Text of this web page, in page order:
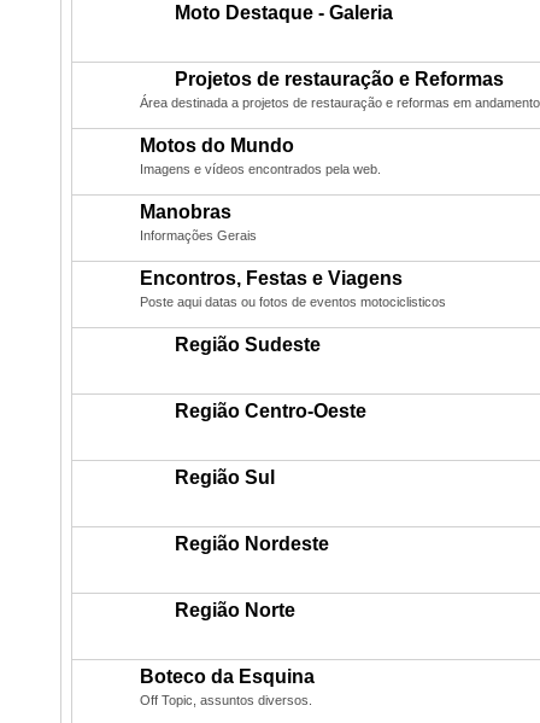
Moto Destaque - Galeria
Projetos de restauração e Reformas
Área destinada a projetos de restauração e reformas em
Motos do Mundo
Imagens e vídeos encontrados pela web.
Manobras
Informações Gerais
Encontros, Festas e Viagens
Poste aqui datas ou fotos de eventos motociclisticos
Região Sudeste
Região Centro-Oeste
Região Sul
Região Nordeste
Região Norte
Boteco da Esquina
Off Topic, assuntos diversos.